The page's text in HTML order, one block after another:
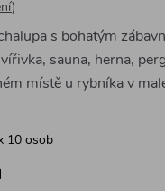
)
s bohatým
sauna, herna,
místě u rybníka v
10 osob